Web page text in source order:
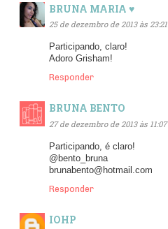
BRUNA MARIA ♥
25 de dezembro de 2013 às 23:21
Participando, claro!
Adoro Grisham!
Responder
BRUNA BENTO
27 de dezembro de 2013 às 11:07
Participando, é claro!
@bento_bruna
brunabento@hotmail.com
Responder
IOHP